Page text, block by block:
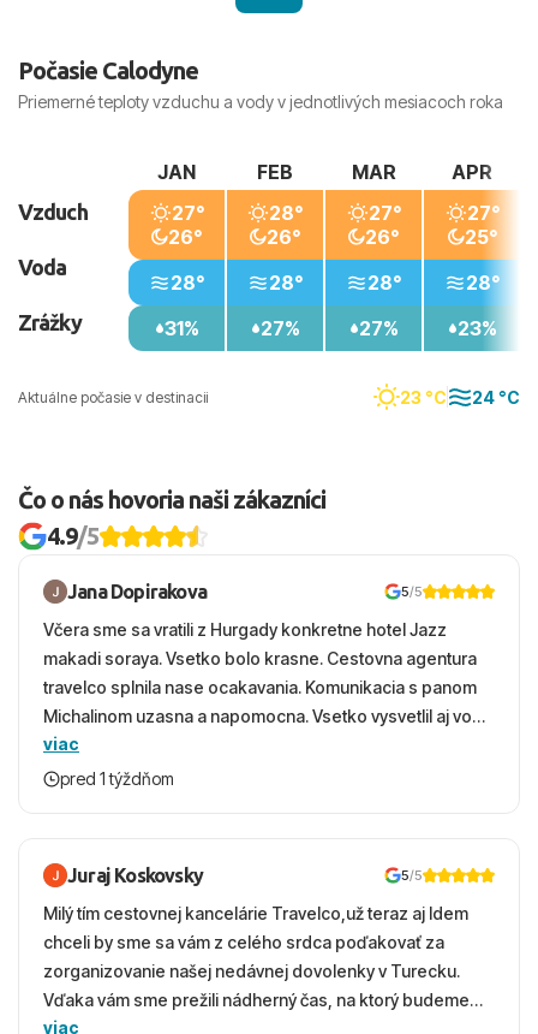
Počasie Calodyne
Priemerné teploty vzduchu a vody v jednotlivých mesiacoch roka
Aktuálne počasie v destinacii 23 °C 24 °C
Vzduch
Voda
Zrážky
JAN
27°
26°
28°
31%
FEB
28°
26°
28°
27%
MAR
27°
26°
28°
27%
APR
27°
25°
28°
23%
Čo o nás hovoria naši zákazníci
4.9/5
Jana Dopirakova 5/5
Včera sme sa vratili z Hurgady konkretne hotel Jazz
makadi soraya. Vsetko bolo krasne. Cestovna agentura
travelco splnila nase ocakavania. Komunikacia s panom
Michalinom uzasna a napomocna. Vsetko vysvetlil aj vo
vecernych hodinach zaco sa ospravedlnujem. Hotel
krasny, cisty. Sluzby top. Strava, prostredie, more,
viac
pred 1 týždňom
Juraj Koskovsky 5/5
Milý tím cestovnej kancelárie Travelco,už teraz aj Idem
chceli by sme sa vám z celého srdca poďakovať za
zorganizovanie našej nedávnej dovolenky v Turecku.
Vďaka vám sme prežili nádherný čas, na ktorý budeme
ešte dlho s úsmevom spomínať. ​Všetko prebehlo
viac